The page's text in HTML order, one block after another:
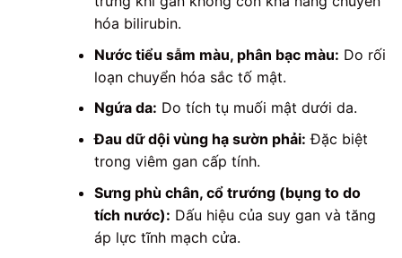
hóa bilirubin.
Nước tiểu sẫm màu, phân bạc màu: Do rối
loạn chuyển hóa sắc tố mật.
Ngứa da: Do tích tụ muối mật dưới da.
Đau dữ dội vùng hạ sườn phải: Đặc biệt
trong viêm gan cấp tính.
Sưng phù chân, cổ trướng (bụng to do
tích nước): Dấu hiệu của suy gan và tăng
áp lực tĩnh mạch cửa.